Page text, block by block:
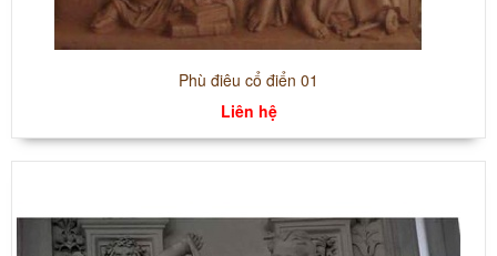
Phù điêu cổ điển 01
Liên hệ